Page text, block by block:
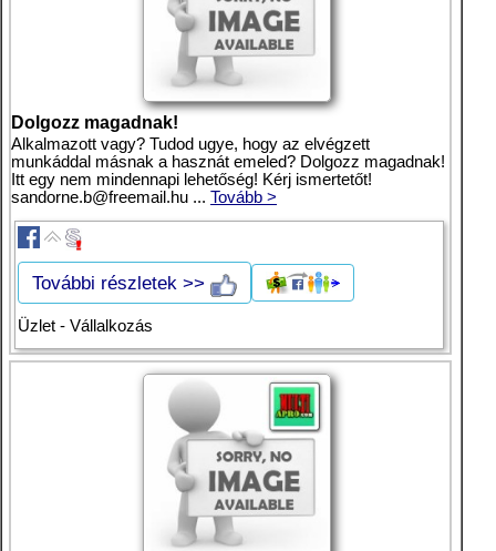
Dolgozz magadnak!
Alkalmazott vagy? Tudod ugye, hogy az elvégzett
munkáddal másnak a hasznát emeled? Dolgozz magadnak!
Itt egy nem mindennapi lehetőség! Kérj ismertetőt!
sandorne.b@freemail.hu ... Tovább >
További részletek >>
Üzlet - Vállalkozás